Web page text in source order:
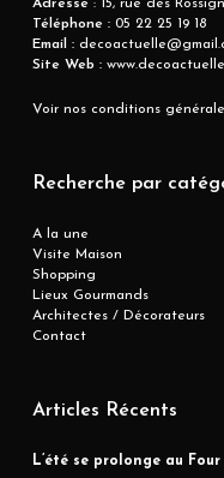
Adresse : 15, rue des
Téléphone :05 22 25 19 18
Email :
Site Web :
Voir nos conditions
Recherche par
A la une
Visite Maison
Shopping
Lieux Gourmands
Architectes / Décorateurs
Contact
Articles Récents
L’été se prolonge au